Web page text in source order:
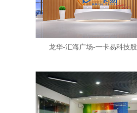
龙华-汇海广场-一卡易科技